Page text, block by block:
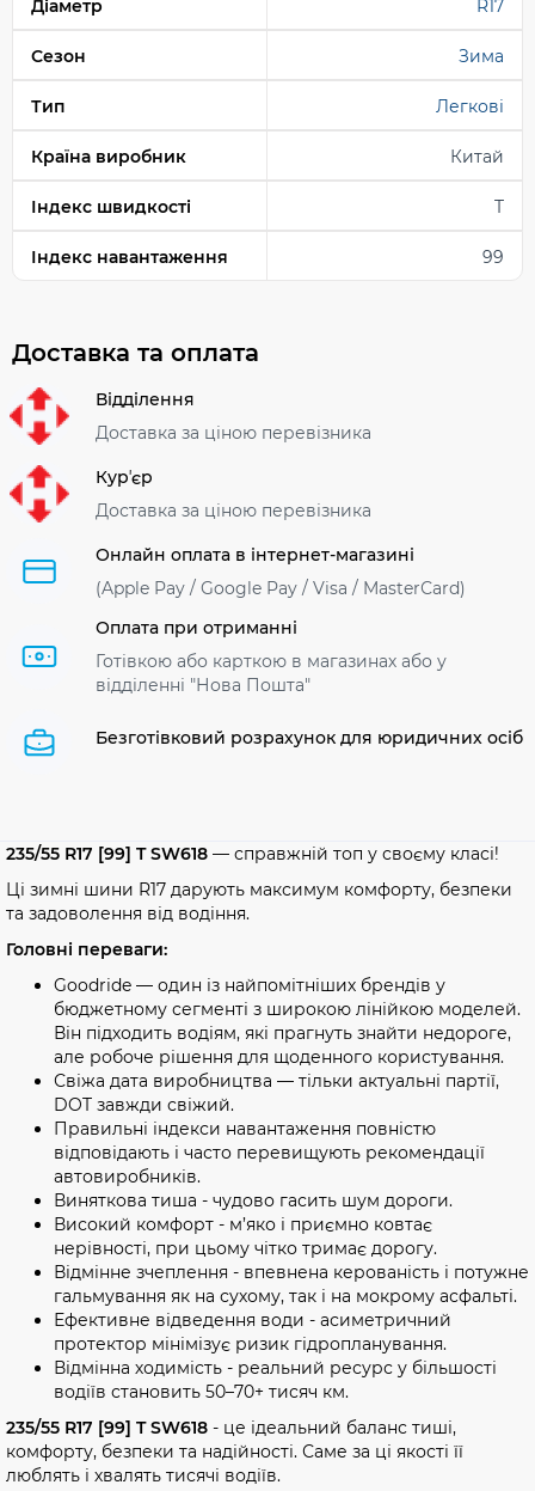
Діаметр R17
Сезон Зима
Тип Легкові
Країна виробник Китай
Індекс швидкості T
Індекс навантаження 99
Доставка та оплата
Відділення
Доставка за ціною перевізника
Курʼєр
Доставка за ціною перевізника
Онлайн оплата в інтернет-магазині
(Apple Pay / Google Pay / Visa / MasterСard)
Оплата при отриманні
Готівкою або карткою в магазинах або у
відділенні "Нова Пошта"
Безготівковий розрахунок для юридичних осіб
235/55 R17 [99] T SW618 — справжній топ у своєму класі!
Ці зимні шини R17 дарують максимум комфорту, безпеки
та задоволення від водіння.
Головні переваги:
Goodride — один із найпомітніших брендів у
бюджетному сегменті з широкою лінійкою моделей.
Він підходить водіям, які прагнуть знайти недороге,
але робоче рішення для щоденного користування.
Свіжа дата виробництва — тільки актуальні партії,
DOT завжди свіжий.
Правильні індекси навантаження повністю
відповідають і часто перевищують рекомендації
автовиробників.
Виняткова тиша - чудово гасить шум дороги.
Високий комфорт - м’яко і приємно ковтає
нерівності, при цьому чітко тримає дорогу.
Відмінне зчеплення - впевнена керованість і потужне
гальмування як на сухому, так і на мокрому асфальті.
Ефективне відведення води - асиметричний
протектор мінімізує ризик гідропланування.
Відмінна ходимість - реальний ресурс у більшості
водіїв становить 50–70+ тисяч км.
235/55 R17 [99] T SW618 - це ідеальний баланс тиші,
комфорту, безпеки та надійності. Саме за ці якості її
люблять і хвалять тисячі водіїв.